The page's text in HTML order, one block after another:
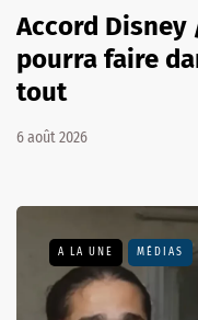
Accord Disney
pourra faire
tout
6 août 2026
A LA UNE MÉDIAS